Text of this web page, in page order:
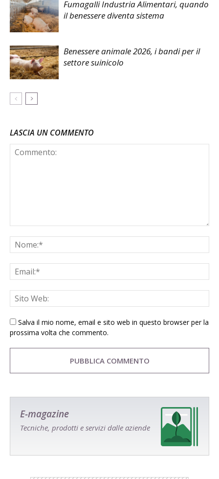
Fumagalli Industria Alimentari, quando
il benessere diventa sistema
Benessere animale 2026, i bandi per il
settore suinicolo
LASCIA UN COMMENTO
Salva il mio nome, email e sito web in questo browser per la
prossima volta che commento.
E-magazine
Tecniche, prodotti e servizi dalle aziende